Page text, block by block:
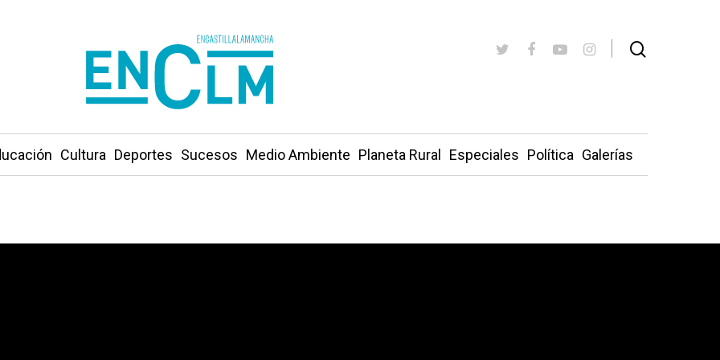
Cultura Deportes Sucesos Medio Ambiente Planeta Rural Especiales Política Galerías